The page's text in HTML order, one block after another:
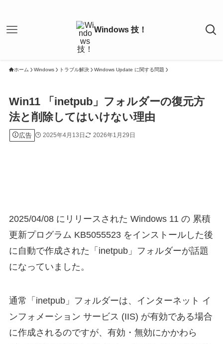
ホーム Windows トラブル解決 Windows Update に関する問題
Win11 「inetpub」フォルダーの復元方
法と削除してはいけない理由
広告 2025年4月13日 2026年1月29日
2025/04/08 にリリースされた Windows 11 の 累積
更新プログラム KB5055523 をインストールした後
に自動で作成された「inetpub」フォルダーが話題
になっていました。
通常「inetpub」フォルダーは、インターネット イ
ンフォメーション サービス (IIS) が有効である場合
に作成されるのですが、有効・無効にかかわら